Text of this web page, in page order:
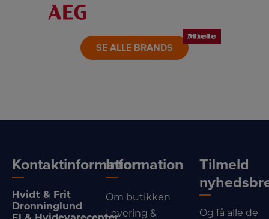
LINK
SE ALLE BRANDS
Kontaktinformation
Hvidt & Frit
Dronninglund
Information
Om butikken
Levering &
Tilmeld
Og få alle de